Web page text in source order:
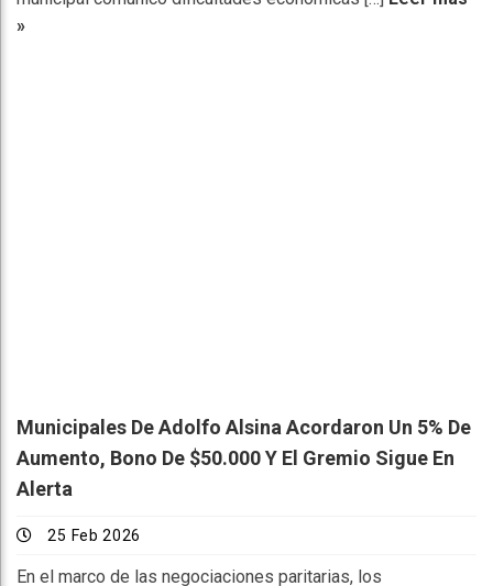
»
Municipales De Adolfo Alsina Acordaron Un 5% De
Aumento, Bono De $50.000 Y El Gremio Sigue En
Alerta
25 Feb 2026
En el marco de las negociaciones paritarias, los